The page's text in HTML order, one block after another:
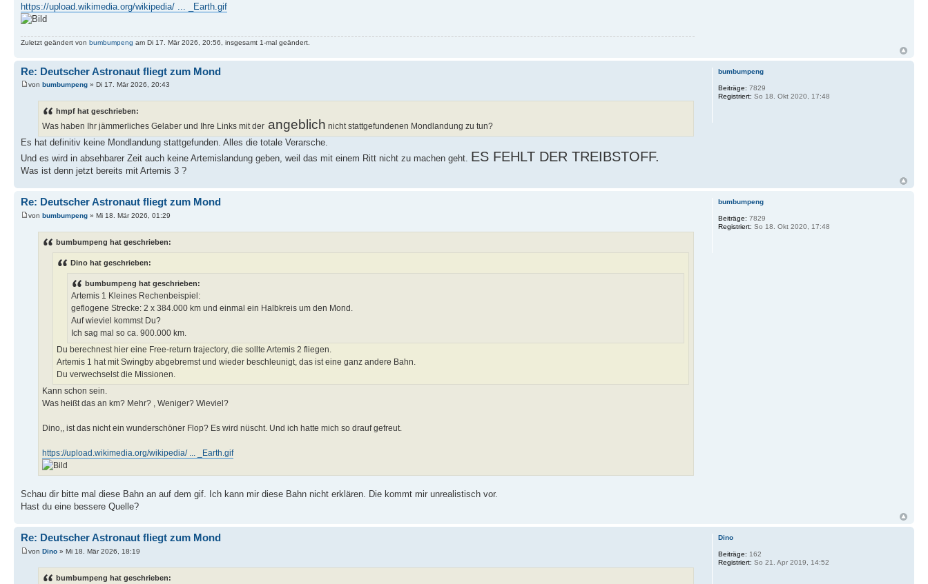
https://upload.wikimedia.org/wikipedia/ ... _Earth.gif
Zuletzt geändert von bumbumpeng am Di 17. Mär 2026, 20:56, insgesamt 1-mal geändert.
Re: Deutscher Astronaut fliegt zum Mond
von bumbumpeng » Di 17. Mär 2026, 20:43
hmpf hat geschrieben:
Was haben Ihr jämmerliches Gelaber und Ihre Links mit der angeblich nicht stattgefundenen Mondlandung zu tun?
Es hat definitiv keine Mondlandung stattgefunden. Alles die totale Verarsche.
Und es wird in absehbarer Zeit auch keine Artemislandung geben, weil das mit einem Ritt nicht zu machen geht. ES FEHLT DER TREIBSTOFF.
Was ist denn jetzt bereits mit Artemis 3 ?
bumbumpeng
Beiträge: 7829
Registriert: So 18. Okt 2020, 17:48
Re: Deutscher Astronaut fliegt zum Mond
von bumbumpeng » Mi 18. Mär 2026, 01:29
bumbumpeng hat geschrieben:
Dino hat geschrieben:
bumbumpeng hat geschrieben:
Artemis 1 Kleines Rechenbeispiel:
geflogene Strecke: 2 x 384.000 km und einmal ein Halbkreis um den Mond.
Auf wieviel kommst Du?
Ich sag mal so ca. 900.000 km.
Du berechnest hier eine Free-return trajectory, die sollte Artemis 2 fliegen.
Artemis 1 hat mit Swingby abgebremst und wieder beschleunigt, das ist eine ganz andere Bahn.
Du verwechselst die Missionen.
Kann schon sein.
Was heißt das an km? Mehr? , Weniger? Wieviel?
Dino,, ist das nicht ein wunderschöner Flop? Es wird nüscht. Und ich hatte mich so drauf gefreut.
https://upload.wikimedia.org/wikipedia/ ... _Earth.gif
Schau dir bitte mal diese Bahn an auf dem gif. Ich kann mir diese Bahn nicht erklären. Die kommt mir unrealistisch vor.
Hast du eine bessere Quelle?
bumbumpeng
Beiträge: 7829
Registriert: So 18. Okt 2020, 17:48
Re: Deutscher Astronaut fliegt zum Mond
von Dino » Mi 18. Mär 2026, 18:19
bumbumpeng hat geschrieben:
Dino
Beiträge: 162
Registriert: So 21. Apr 2019, 14:52